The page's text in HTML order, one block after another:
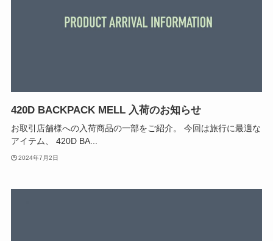
420D BACKPACK MELL 入荷のお知らせ
お取引店舗様への入荷商品の一部をご紹介。 今回は旅行に最適な
アイテム、 420D BA...
2024年7月2日